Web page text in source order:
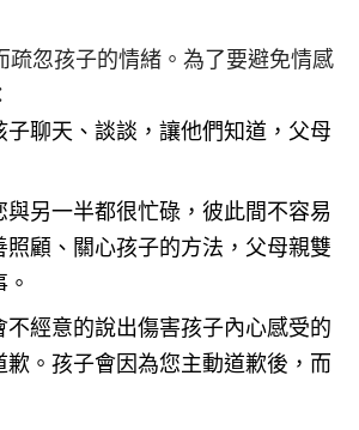
忽孩子的情緒。為了要避免情感
子聊天、談談，讓他們知道，父母
與另一半都很忙碌，彼此間不容易
顧、關心孩子的方法，父母親雙
不經意的說出傷害孩子內心感受的
。孩子會因為您主動道歉後，而